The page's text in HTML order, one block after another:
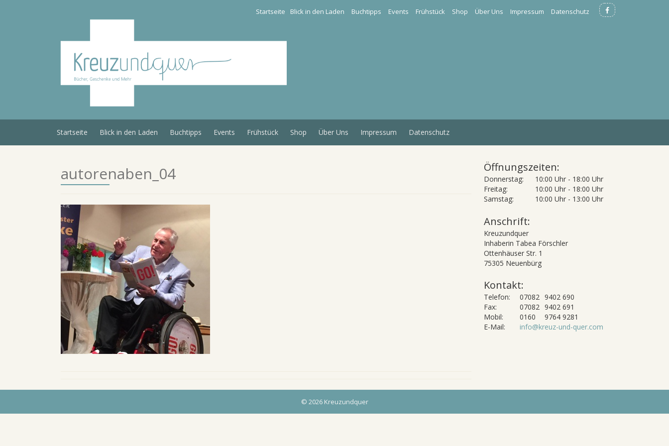
Startseite Blick in den Laden Buchtipps Events Frühstück Shop Über Uns Impressum Datenschutz
Startseite Blick in den Laden Buchtipps Events Frühstück Shop Über Uns Impressum Datenschutz
autorenaben_04 Öffnungszeiten:
Donnerstag:
10:00 Uhr - 18:00 Uhr
Freitag:
10:00 Uhr - 18:00 Uhr
Samstag:
10:00 Uhr - 13:00 Uhr
Anschrift:
Kreuzundquer
Inhaberin Tabea Förschler
Ottenhäuser Str. 1
75305 Neuenbürg
Kontakt:
Telefon: 07082 9402 690
Fax:
07082 9402 691
Mobil:
0160
9764 9281
E-Mail:
info@kreuz-und-quer.com
© 2026 Kreuzundquer